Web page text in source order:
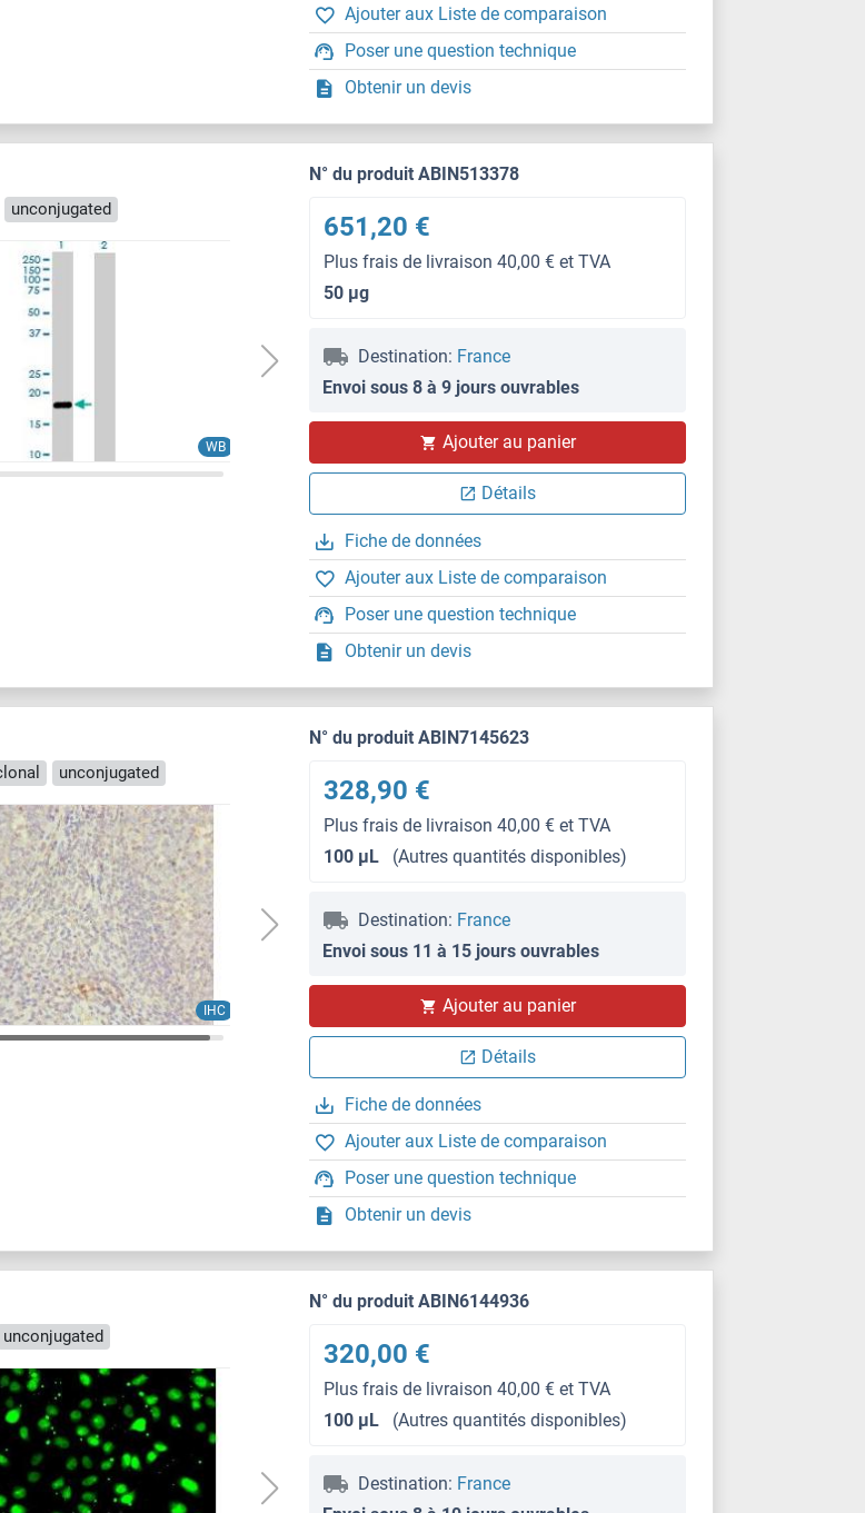
Ajouter aux Liste de comparaison
Poser une question technique
Obtenir un devis
unconjugated
WB
N° du produit ABIN513378
651,20 €
Plus frais de livraison 40,00 € et TVA
50 μg
Destination: France
Envoi sous 8 à 9 jours ouvrables
Ajouter au panier
Détails
Fiche de données
Ajouter aux Liste de comparaison
Poser une question technique
Obtenir un devis
unconjugated
IHC
N° du produit ABIN7145623
328,90 €
Plus frais de livraison 40,00 € et TVA
100 μL
(Autres quantités disponibles)
Destination: France
Envoi sous 11 à 15 jours ouvrables
Ajouter au panier
Détails
Fiche de données
Ajouter aux Liste de comparaison
Poser une question technique
Obtenir un devis
unconjugated
N° du produit ABIN6144936
320,00 €
Plus frais de livraison 40,00 € et TVA
100 μL
(Autres quantités disponibles)
Destination: France